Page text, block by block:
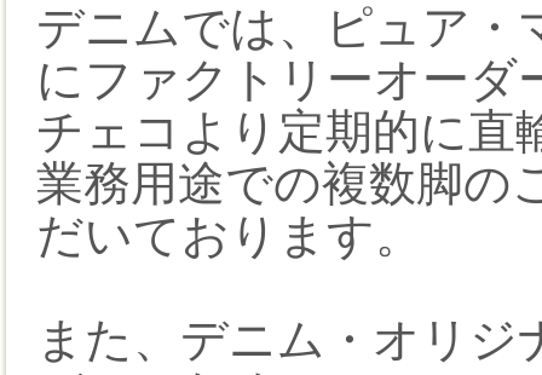
デニムでは、ピュア・
にファクトリーオーダ
チェコより定期的に直
業務用途での複数脚の
だいております。
また、デニム・オリジ